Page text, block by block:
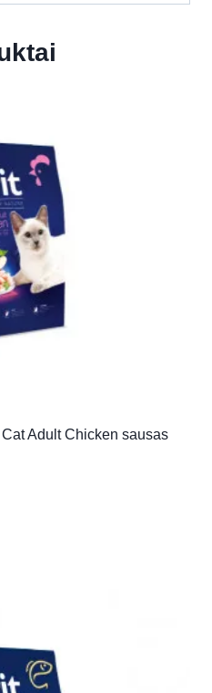
Adult Chicken sausas